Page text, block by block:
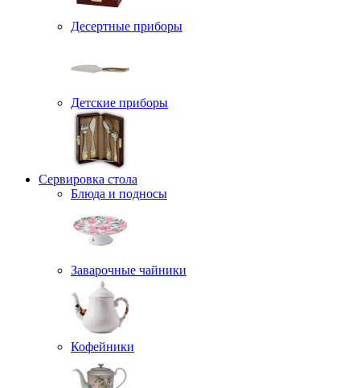
Десертные приборы
Детские приборы
Сервировка стола
Блюда и подносы
Заварочные чайники
Кофейники